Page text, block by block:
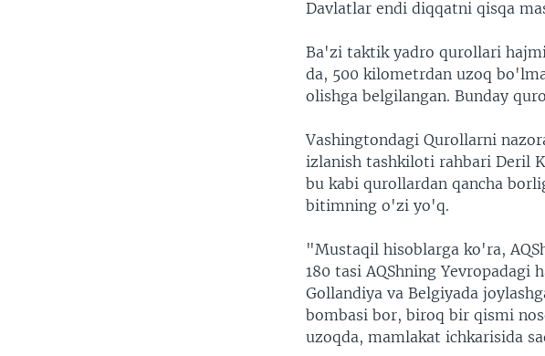
Davlatlar endi diqqatni qisqa
Ba'zi taktik yadro qurollari
da, 500 kilometrdan uzoq
olishga belgilangan. Bunday
Vashingtondagi Qurollarni
izlanish tashkiloti rahbari Deril
bu kabi qurollardan qancha
bitimning o'zi yo'q.
"Mustaqil hisoblarga ko'ra,
180 tasi AQShning
Gollandiya va Belgiyada
bombasi bor, biroq bir qismi
uzoqda, mamlakat ichkarisida